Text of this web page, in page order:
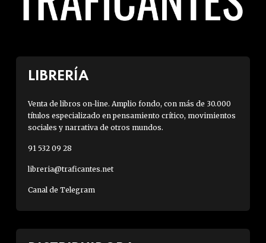
LIBRERÍA
Venta de libros on-line. Amplio fondo, con más de 30.000
títulos especializado en pensamiento crítico, movimientos
sociales y narrativa de otros mundos.
91 532 09 28
libreria@traficantes.net
Canal de Telegram